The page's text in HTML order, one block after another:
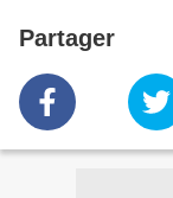
Partager